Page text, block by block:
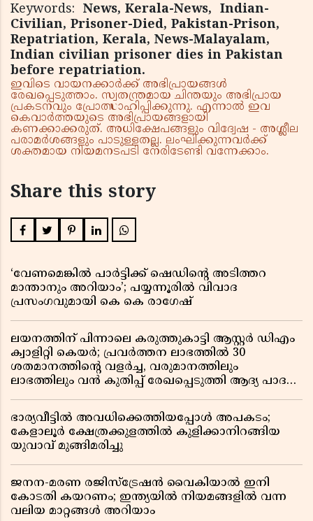
Keywords: News, Kerala-News, Indian-
Civilian, Prisoner-Died, Pakistan-Prison,
Repatriation, Kerala, News-Malayalam,
Indian civilian prisoner dies in Pakistan
before repatriation.
ഇവിടെ വായനക്കാർക്ക് അഭിപ്രായങ്ങൾ
രേഖപ്പെടുത്താം. സ്വതന്ത്രമായ ചിന്തയും അഭിപ്രായ
പ്രകടനവും പ്രോത്സാഹിപ്പിക്കുന്നു. എന്നാൽ ഇവ
കെവാർത്തയുടെ അഭിപ്രായങ്ങളായി
കണക്കാക്കരുത്. അധിക്ഷേപങ്ങളും വിദ്വേഷ - അശ്ലീല
പരാമർശങ്ങളും പാടുള്ളതല്ല. ലംഘിക്കുന്നവർക്ക്
ശക്തമായ നിയമനടപടി നേരിടേണ്ടി വന്നേക്കാം.
Share this story
‘വേണമെങ്കിൽ പാർട്ടിക്ക് ഷെഡിൻ്റെ അടിത്തറ
മാന്താനും അറിയാം’; പയ്യന്നൂരിൽ വിവാദ
പ്രസംഗവുമായി കെ കെ രാഗേഷ്
ലയനത്തിന് പിന്നാലെ കരുത്തുകാട്ടി ആസ്റ്റർ ഡിഎം
ക്വാളിറ്റി കെയർ; പ്രവർത്തന ലാഭത്തിൽ 30
ശതമാനത്തിൻ്റെ വളർച്ച, വരുമാനത്തിലും
ലാഭത്തിലും വൻ കുതിപ്പ് രേഖപ്പെടുത്തി ആദ്യ പാദ
ഭാര്യവീട്ടിൽ അവധിക്കെത്തിയപ്പോൾ അപകടം;
കേളാലൂർ ക്ഷേത്രക്കുളത്തിൽ കുളിക്കാനിറങ്ങിയ
യുവാവ് മുങ്ങിമരിച്ചു
ജനന-മരണ രജിസ്ട്രേഷൻ വൈകിയാൽ ഇനി
കോടതി കയറണം; ഇന്ത്യയിൽ നിയമങ്ങളിൽ വന്ന
വലിയ മാറ്റങ്ങൾ അറിയാം